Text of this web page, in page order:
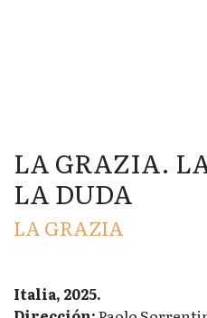
LA GRAZIA.
LA DUDA
LA GRAZIA
Italia, 2025.